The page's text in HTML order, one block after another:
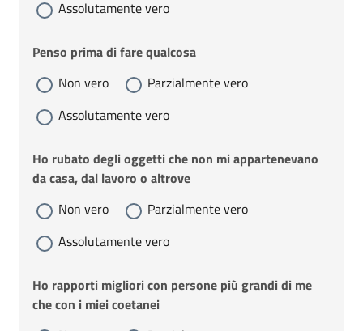
Assolutamente vero
Penso prima di fare qualcosa
Non vero
Parzialmente vero
Assolutamente vero
Ho rubato degli oggetti che non mi appartenevano
da casa, dal lavoro o altrove
Non vero
Parzialmente vero
Assolutamente vero
Ho rapporti migliori con persone più grandi di me
che con i miei coetanei